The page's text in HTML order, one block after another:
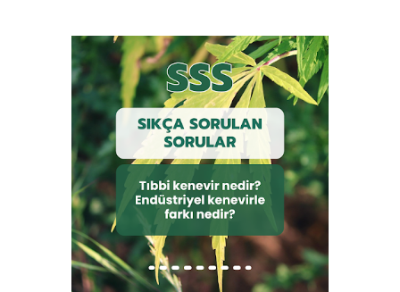
3/6/2011 tarihli ve 639 sayılı Gıda, Tarım ve Hayvancılık
Bakanlığının Teşkilat ve Görevleri Hakkında Kanun Hükmünde
Kararnamenin 28 inci maddesi ile 12/6/1933 tarihli ve 2313 sayılı
Uyuşturucu Maddelerin Murakabesi Hakkında Kanunun 23 üncü
maddesine dayanılarak hazı...